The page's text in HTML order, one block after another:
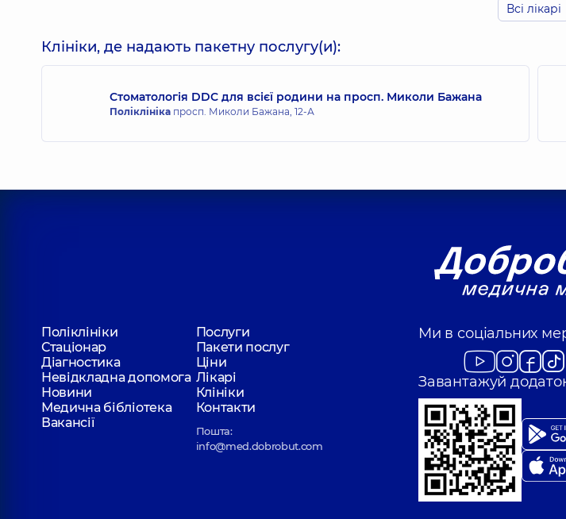
Мнухіна Наталя Валеріївна
Стоматолог-терапевт, 25 років досвіду
Плиска Владислав Вікторович
Цукур Тетяна Миколаївна
Стоматолог-терапевт,19 років досвіду
Война Дмитро Володимирович
Всі лікарі
Клініки, де надають пакетну послугу(и):
Стоматологія DDC для всієї родини на просп. Миколи Бажана
Поліклініка просп. Миколи Бажана, 12-А
Поліклініки
Послуги
Стаціонар
Пакети послуг
Діагностика
Ціни
Невідкладна допомога Лікарі
Новини
Клініки
Медична бібліотека
Контакти
Вакансії
Пошта:
info@med.dobrobut.com
Ми в соціальних
Завантажуй